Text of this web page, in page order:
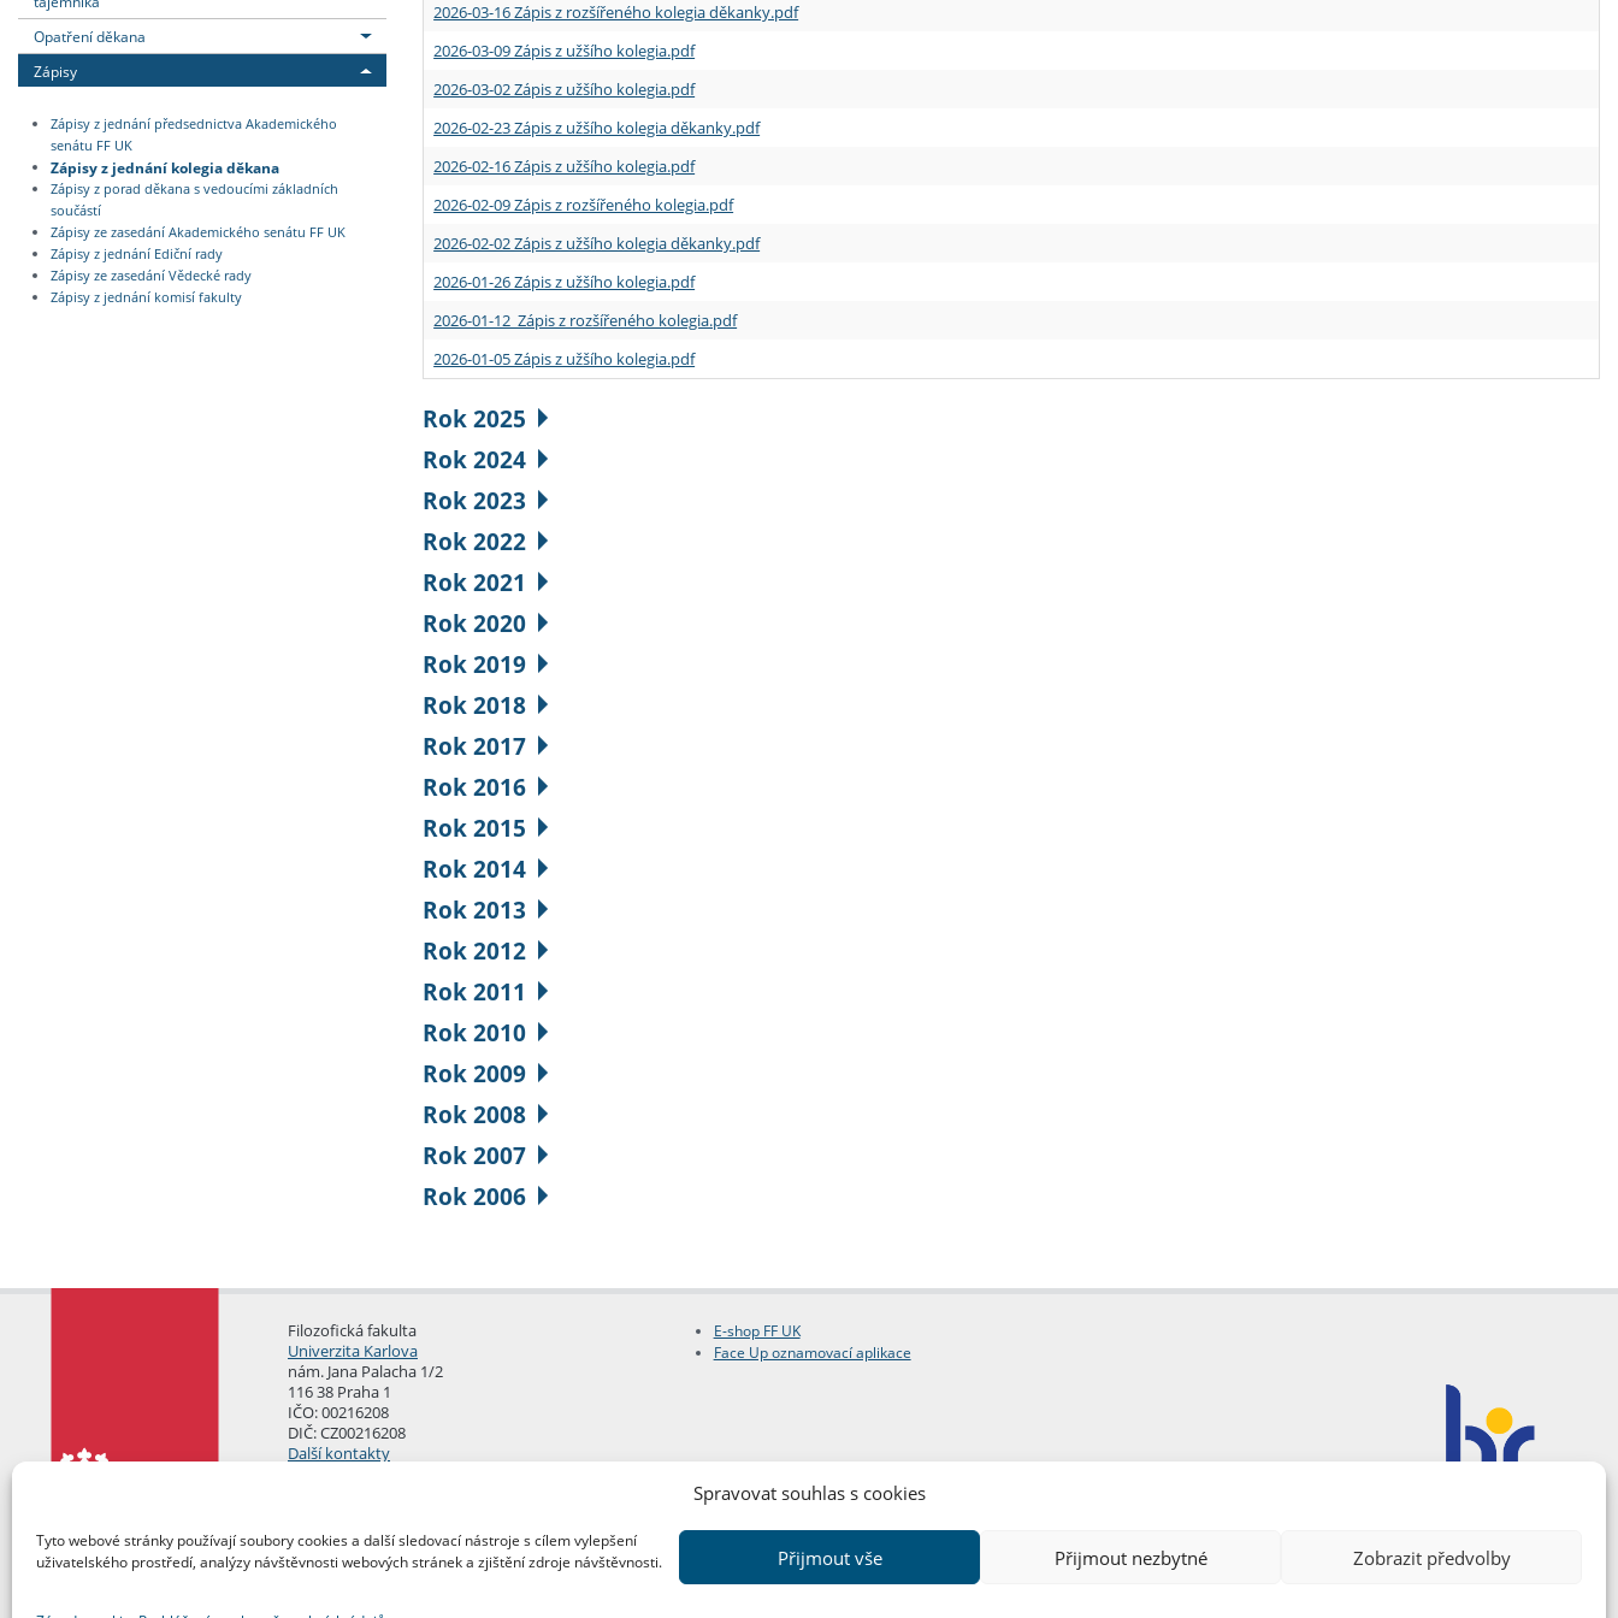
Spravovat souhlas s cookies
Tyto webové stránky používají soubory cookies a další sledovací nástroje s cílem vylepšení
uživatelského prostředí, analýzy návštěvnosti webových stránek a zjištění zdroje návštěvnosti.
Přijmout vše Přijmout nezbytné Zobrazit předvolby
Opatření děkana
Zápisy
Zápisy z jednání předsednictva Akademického
senátu FF UK
Zápisy z jednání kolegia děkana
Zápisy z porad děkana s vedoucími základních
součástí
Zápisy ze zasedání Akademického senátu FF UK
Zápisy z jednání Ediční rady
Zápisy ze zasedání Vědecké rady
Zápisy z jednání komisí fakulty
2026-03-16 Zápis z rozšířeného kolegia děkanky.pdf
2026-03-09 Zápis z užšího kolegia.pdf
2026-03-02 Zápis z užšího kolegia.pdf
2026-02-23 Zápis z užšího kolegia děkanky.pdf
2026-02-16 Zápis z užšího kolegia.pdf
2026-02-09 Zápis z rozšířeného kolegia.pdf
2026-02-02 Zápis z užšího kolegia děkanky.pdf
2026-01-26 Zápis z užšího kolegia.pdf
2026-01-12 Zápis z rozšířeného kolegia.pdf
2026-01-05 Zápis z užšího kolegia.pdf
Rok 2025
Rok 2024
Rok 2023
Rok 2022
Rok 2021
Rok 2020
Rok 2019
Rok 2018
Rok 2017
Rok 2016
Rok 2015
Rok 2014
Rok 2013
Rok 2012
Rok 2011
Rok 2010
Rok 2009
Rok 2008
Rok 2007
Rok 2006
Filozofická fakulta
Univerzita Karlova
nám. Jana Palacha 1/2
116 38 Praha 1
IČO: 00216208
DIČ: CZ00216208
Další kontakty
E-shop FF UK
Face Up oznamovací aplikace